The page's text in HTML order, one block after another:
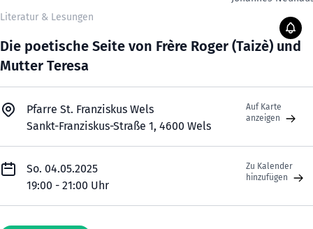
Literatur & Lesungen
Die poetische Seite von Frère Roger (Taizè) und
Mutter Teresa
Pfarre St. Franziskus Wels
Sankt-Franziskus-Straße 1, 4600 Wels
Auf Karte
anzeigen
So. 04.05.2025
19:00 - 21:00 Uhr
Zu Kalender
hinzufügen